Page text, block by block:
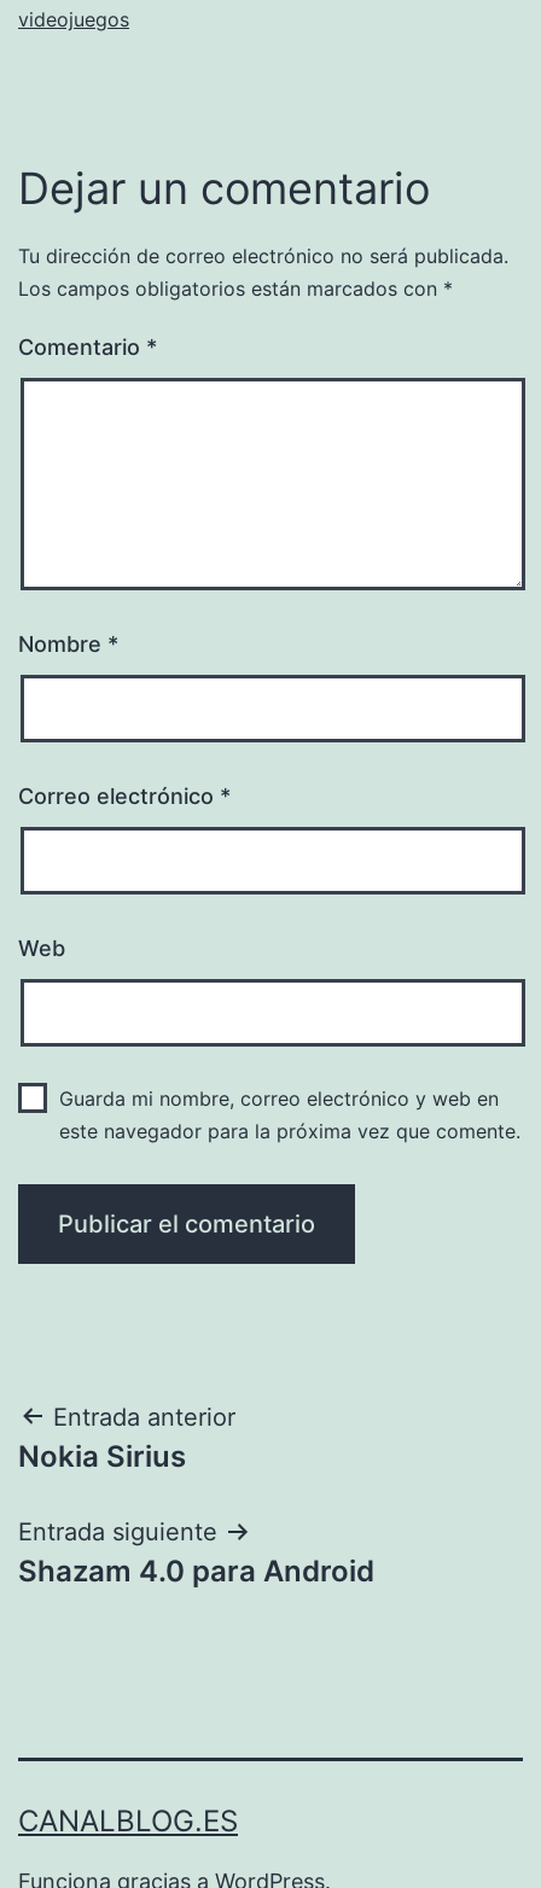
videojuegos
Dejar un comentario
Tu dirección de correo electrónico no será publicada.
Los campos obligatorios están marcados con *
Comentario *
Nombre *
Correo electrónico *
Web
Guarda mi nombre, correo electrónico y web en
este navegador para la próxima vez que comente.
Navegación
de
entradas
Entrada anterior
Nokia Sirius
Entrada siguiente
Shazam 4.0 para Android
CANALBLOG.ES
Funciona gracias a WordPress.